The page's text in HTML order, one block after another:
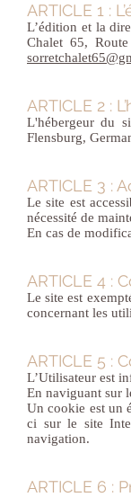
ARTICLE 1 :
L’édition et la
Chalet 65,
ARTICLE 2 :
L'hébergeur du
Flensburg,
ARTICLE 3 :
Le site est
nécessité de
En cas de
ARTICLE 4 :
Le site est
concernant les
ARTICLE 5 :
L’Utilisateur est
En naviguant sur
Un cookie est un
ci sur le site
navigation.
ARTICLE 6 :